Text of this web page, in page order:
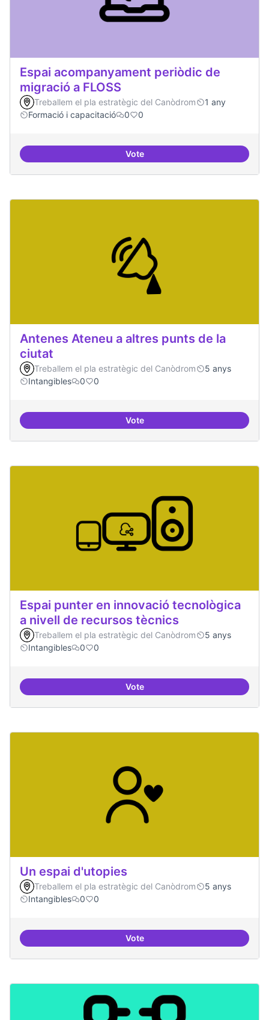
Espai acompanyament periòdic de
migració a FLOSS
Treballem el pla estratègic del Canòdrom
1 any
Formació i capacitació
0 0
VoteEspai acompanyament periòdic
Antenes Ateneu a altres punts de la
ciutat
Treballem el pla estratègic del Canòdrom
5 anys
Intangibles
0 0
VoteAntenes Ateneu a altres punts
Espai punter en innovació tecnològica
a nivell de recursos tècnics
Treballem el pla estratègic del Canòdrom
5 anys
Intangibles
0 0
VoteEspai punter en innovació
Un espai d'utopies
Treballem el pla estratègic del Canòdrom
5 anys
Intangibles
0 0
VoteUn espai d'utopies